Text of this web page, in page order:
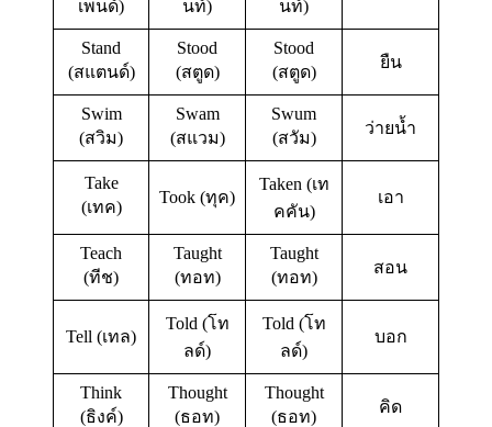
เพนด์)
นท์)
นท์)
Stand
(สแตนด์)
Stood
(สตูด)
Stood
(สตูด)
ยืน
Swim
(สวิม)
Swam
(สแวม)
Swum
(สวัม)
ว่ายน้ำ
Take
(เทค)
Took (ทุค)
Taken (เท
คคัน)
เอา
Teach
(ทีช)
Taught
(ทอท)
Taught
(ทอท)
สอน
Tell (เทล)
Told (โท
ลด์)
Told (โท
ลด์)
บอก
Think
(ธิงค์)
Thought
(ธอท)
Thought
(ธอท)
คิด